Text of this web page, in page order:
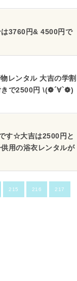
3760円& 4500円で
レンタル 大吉の学割
きで2500円 \(❁´∀`❁)
す☆大吉は2500円と
用の浴衣レンタルが
215 216 217